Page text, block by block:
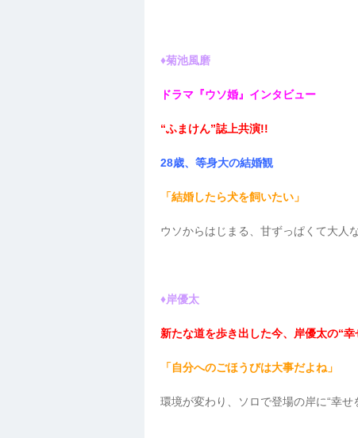
♦菊池風磨
ドラマ『ウソ婚』インタビュー
“ふまけん”誌上共演!!
28歳、等身大の結婚観
「結婚したら犬を飼いたい」
ウソからはじまる、甘ずっぱくて大人
♦岸優太
新たな道を歩き出した今、岸優太の“
「自分へのごほうびは大事だよね」
環境が変わり、ソロで登場の岸に“幸